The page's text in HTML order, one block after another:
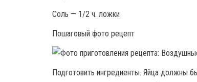
Соль — 1/2 ч. ложки
Пошаговый фото рецепт
Подготовить ингредиенты. Яйца должны